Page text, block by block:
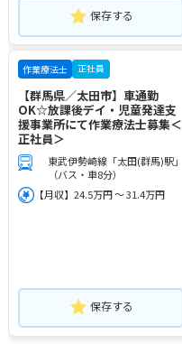
保存する
作業療法士 正社員
【群馬県／太田市】車通勤
OK☆放課後デイ・児童発達支
援事業所にて作業療法士募集＜
正社員＞
東武伊勢崎線「太田(群馬)駅」
（バス・車8分）
【月収】24.5万円 ～ 31.4万円
保存する